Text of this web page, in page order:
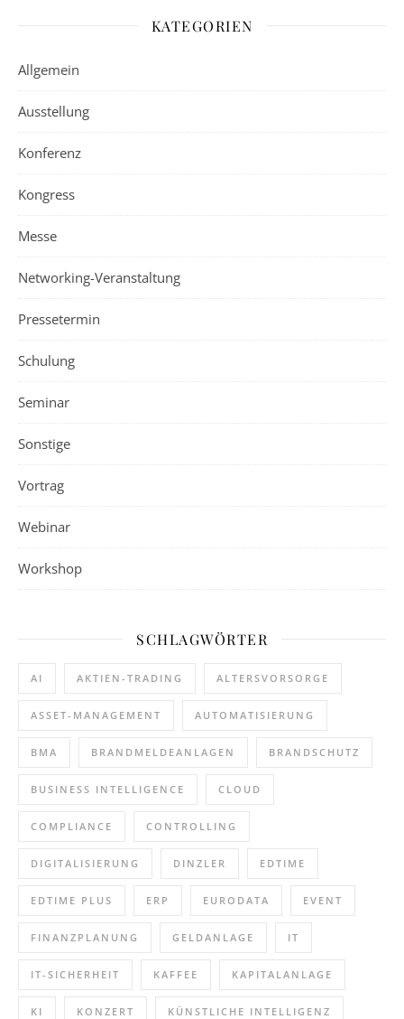
KATEGORIEN
Allgemein
Ausstellung
Konferenz
Kongress
Messe
Networking-Veranstaltung
Pressetermin
Schulung
Seminar
Sonstige
Vortrag
Webinar
Workshop
SCHLAGWÖRTER
AI AKTIEN-TRADING ALTERSVORSORGE
ASSET-MANAGEMENT AUTOMATISIERUNG
BMA BRANDMELDEANLAGEN BRANDSCHUTZ
BUSINESS INTELLIGENCE CLOUD
COMPLIANCE CONTROLLING
DIGITALISIERUNG DINZLER EDTIME
EDTIME PLUS ERP EURODATA EVENT
FINANZPLANUNG GELDANLAGE IT
IT-SICHERHEIT KAFFEE KAPITALANLAGE
KI KONZERT KÜNSTLICHE INTELLIGENZ